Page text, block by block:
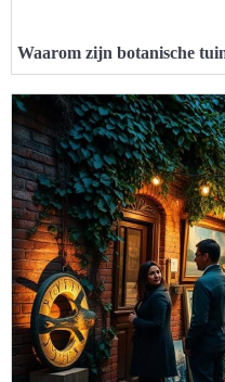
Waarom zijn botanische